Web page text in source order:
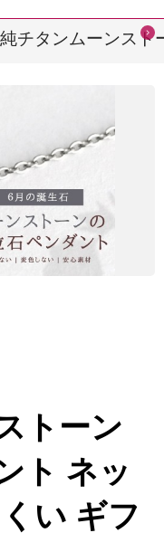
純チタンムーンスト
トーン
ト ネッ
い ギフ